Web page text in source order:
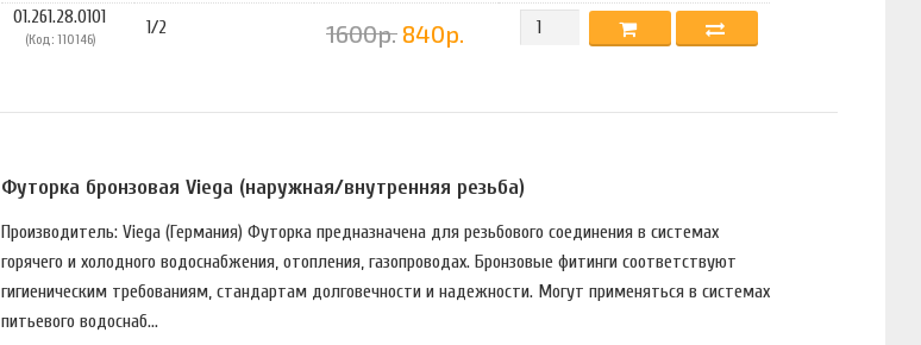
01.261.28.0101
(Код: 110146)
1/2 1600р. 840р.
Футорка бронзовая Viega (наружная/внутренняя резьба)
Производитель: Viega (Германия) Футорка предназначена для резьбового соединения в системах
горячего и холодного водоснабжения, отопления, газопроводах. Бронзовые фитинги соответствуют
гигиеническим требованиям, стандартам долговечности и надежности. Могут применяться в системах
питьевого водоснаб...